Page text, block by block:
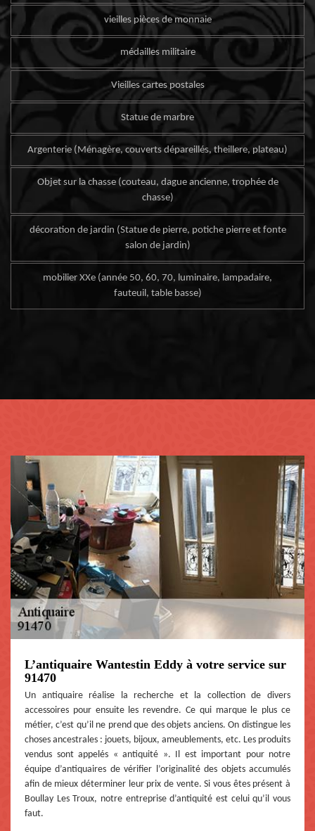
vieilles pièces de monnaie
médailles militaire
Vieilles cartes postales
Statue de marbre
Argenterie (Ménagère, couverts dépareillés, theillere, plateau)
Objet sur la chasse (couteau, dague ancienne, trophée de
chasse)
décoration de jardin (Statue de pierre, potiche pierre et fonte
salon de jardin)
mobilier XXe (année 50, 60, 70, luminaire, lampadaire,
fauteuil, table basse)
L’antiquaire Wantestin Eddy à votre service sur
91470
Un antiquaire réalise la recherche et la collection de divers
accessoires pour ensuite les revendre. Ce qui marque le plus ce
métier, c’est qu’il ne prend que des objets anciens. On distingue les
choses ancestrales : jouets, bijoux, ameublements, etc. Les produits
vendus sont appelés « antiquité ». Il est important pour notre
équipe d’antiquaires de vérifier l’originalité des objets accumulés
afin de mieux déterminer leur prix de vente. Si vous êtes présent à
Boullay Les Troux, notre entreprise d’antiquité est celui qu’il vous
faut.